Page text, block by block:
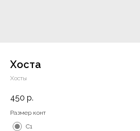
Хоста
Хосты
450 р.
Размер конт
C1